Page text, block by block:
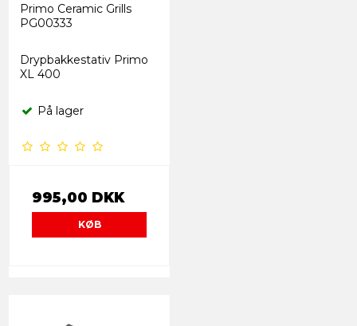
Primo Ceramic Grills
PG00333
Drypbakkestativ Primo
XL 400
På lager
995,00 DKK
KØB